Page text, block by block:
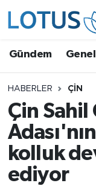
Gündem Genel
HABERLER ÇIN
Çin
kolluk
ediyor
Ekonomi
Dünya
Politika
Kültür -